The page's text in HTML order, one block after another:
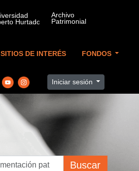
SITIOS DE INTERÉS FONDOS
Iniciar sesión
Buscar